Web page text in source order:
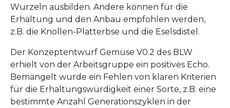
Wurzeln ausbilden. Andere können für die
Erhaltung und den Anbau empfohlen werden,
z.B. die Knollen-Platterbse und die Eselsdistel.
Der Konzeptentwurf Gemüse V0.2 des BLW
erhielt von der Arbeitsgruppe ein positives Echo.
Bemängelt wurde ein Fehlen von klaren Kriterien
für die Erhaltungswürdigkeit einer Sorte, z.B. eine
bestimmte Anzahl Generationszyklen in der